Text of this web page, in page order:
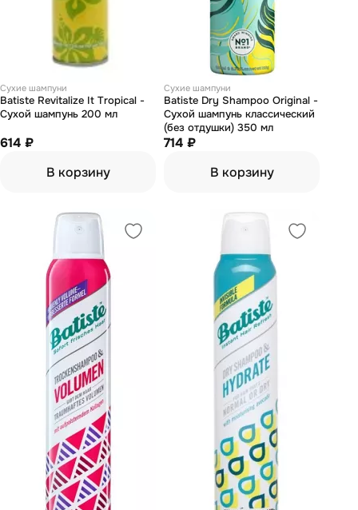
Сухие шампуни
Batiste Revitalize It Tropical -
Сухой шампунь 200 мл
614 ₽
В корзину
Сухие шампуни
Batiste Dry Shampoo Original -
Сухой шампунь классический
(без отдушки) 350 мл
714 ₽
В корзину